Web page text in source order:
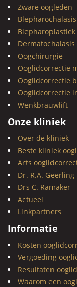
Zware oogleden
Blepharochalasis
Blepharoplastiek
Dermatochalasis
Oogchirurgie
Ooglidcorrectie
Ooglidcorrectie
Ooglidcorrectie
Wenkbrauwlift
Onze kliniek
Over de kliniek
Beste kliniek
Arts
Dr. R.A. Geerling
Drs C. Ramaker
Actueel
Linkpartners
Informatie
Kosten
Vergoeding
Resultaten
Waarom een